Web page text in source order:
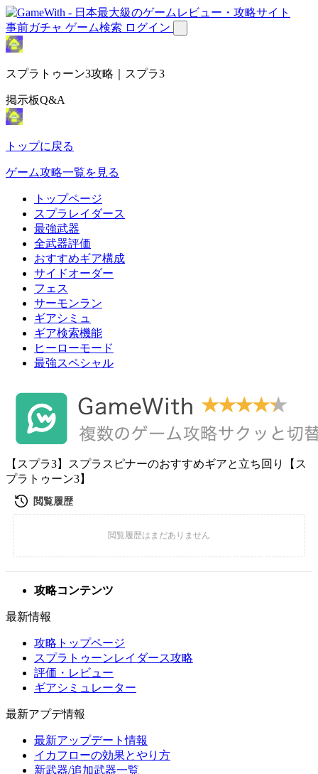
事前ガチャ ゲーム検索 ログイン
スプラトゥーン3攻略｜スプラ3
掲示板Q&A
トップに戻る
ゲーム攻略一覧を見る
トップページ
スプラレイダース
最強武器
全武器評価
おすすめギア構成
サイドオーダー
フェス
サーモンラン
ギアシミュ
ギア検索機能
ヒーローモード
最強スペシャル
【スプラ3】スプラスピナーのおすすめギアと立ち回り【ス
プラトゥーン3】
攻略コンテンツ
最新情報
攻略トップページ
スプラトゥーンレイダース攻略
評価・レビュー
ギアシミュレーター
最新アプデ情報
最新アップデート情報
イカフローの効果とやり方
新武器/追加武器一覧